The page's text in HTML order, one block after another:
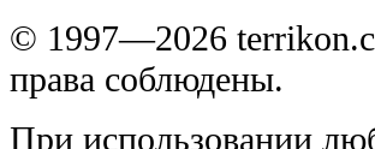
© 1997—2026
права соблюдены.
При использовании